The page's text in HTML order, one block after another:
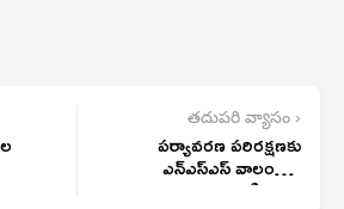
తదుపరి వ్యాసం ›
పర్యావరణ పరిరక్షణకు
ఎన్‌ఎస్‌ఎస్ వాలంటీర్లు
నడుం బిగించాలి